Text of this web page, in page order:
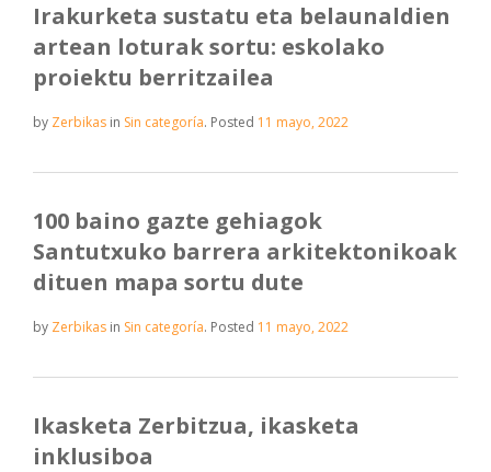
Irakurketa sustatu eta belaunaldien
artean loturak sortu: eskolako
proiektu berritzailea
by Zerbikas in Sin categoría. Posted 11 mayo, 2022
100 baino gazte gehiagok
Santutxuko barrera arkitektonikoak
dituen mapa sortu dute
by Zerbikas in Sin categoría. Posted 11 mayo, 2022
Ikasketa Zerbitzua, ikasketa
inklusiboa